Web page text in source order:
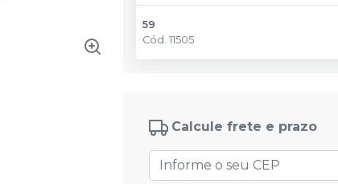
59
Cód.11505
Calcule frete e prazo